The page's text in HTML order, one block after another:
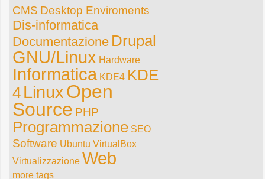
CMS Desktop Enviroments
Dis-informatica
Documentazione Drupal
GNU/Linux Hardware
Informatica KDE4 KDE
4 LinuxOpen
Source PHP
Programmazione SEO
Software Ubuntu VirtualBox
Virtualizzazione Web
more tags